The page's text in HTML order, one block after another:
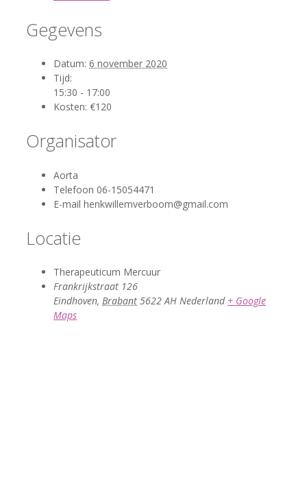
Gegevens
Datum: 6 november 2020
Tijd:
15:30 - 17:00
Kosten: €120
Organisator
Aorta
Telefoon 06-15054471
E-mail henkwillemverboom@gmail.com
Locatie
Therapeuticum Mercuur
Frankrijkstraat 126
Eindhoven, Brabant 5622 AH Nederland + Google
Maps